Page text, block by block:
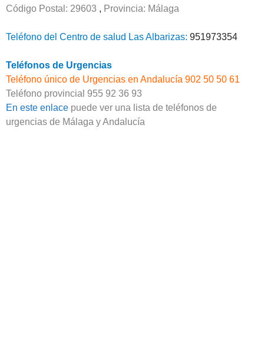
Código Postal: 29603 , Provincia: Málaga
Teléfono del Centro de salud Las Albarizas: 951973354
Teléfonos de Urgencias
Teléfono único de Urgencias en Andalucía 902 50 50 61
Teléfono provincial 955 92 36 93
En este enlace puede ver una lista de teléfonos de
urgencias de Málaga y Andalucía